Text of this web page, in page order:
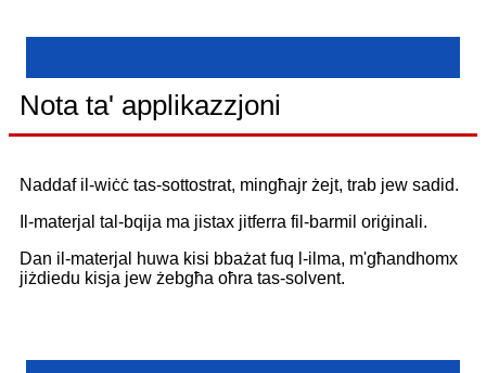
Nota ta' applikazzjoni
Naddaf il-wiċċ tas-sottostrat, mingħajr żejt, trab jew sadid.
Il-materjal tal-bqija ma jistax jitferra fil-barmil oriġinali.
Dan il-materjal huwa kisi bbażat fuq l-ilma, m'għandhomx
jiżdiedu kisja jew żebgħa oħra tas-solvent.